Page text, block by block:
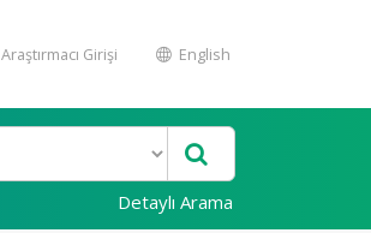
Araştırmacı Girişi English
Detaylı Arama